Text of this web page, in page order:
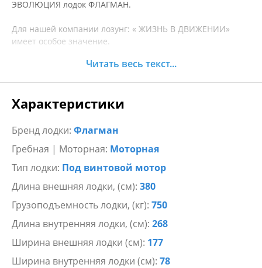
ЭВОЛЮЦИЯ лодок ФЛАГМАН.
Для нашей компании лозунг: « ЖИЗНЬ В ДВИЖЕНИИ»
имеет особое значение.
Мы считаем, что без постоянного совершенствования не
Настало время показать, как соответствуют наши дела
нашим идейным ценностям.
Мы рады представить новейшую разработку нашей
компании — двухкорпусное судно с дном различных
модификаций.
Двухкорпусное судно это уникальная разработка, не
похожая ни на одну надувную конструкцию, известную в
маломерном судостроении. Доказательством этого факта
служит выдача Федеральной службой по
интеллектуальной собственности патента на
ИЗОБРЕТЕНИЕ и шесть патентов на полезные модели.
Читать весь текст...
Характеристики
Бренд лодки: Флагман
Гребная | Моторная: Моторная
Тип лодки: Под винтовой мотор
Длина внешняя лодки, (см): 380
Грузоподъемность лодки, (кг): 750
Длина внутренняя лодки, (см): 268
Ширина внешняя лодки (см): 177
Ширина внутренняя лодки (см): 78